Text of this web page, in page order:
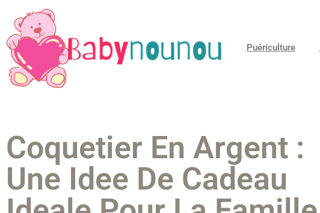
Puériculture
Coquetier En Argent :
Une Idee De Cadeau